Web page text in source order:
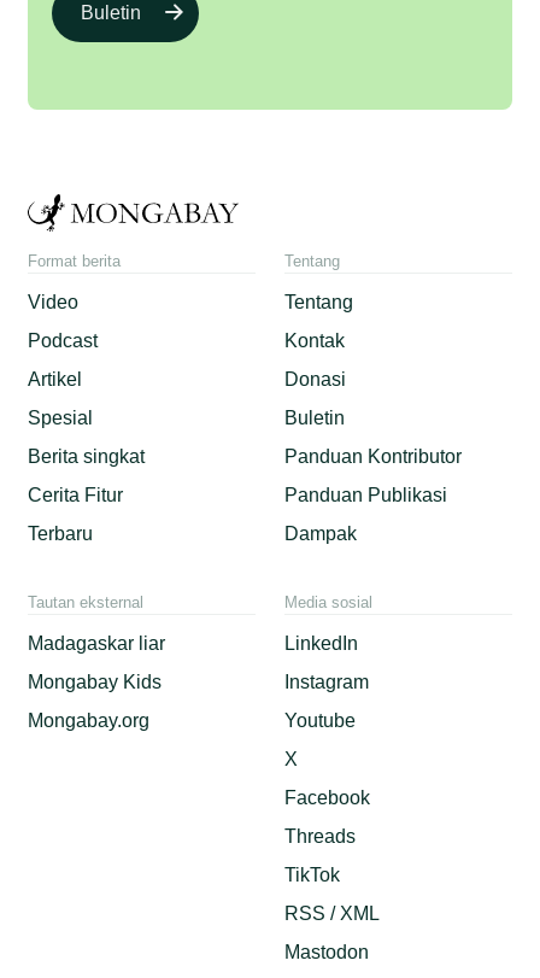
Buletin
Format berita
Video
Podcast
Artikel
Spesial
Berita singkat
Cerita Fitur
Terbaru
Tentang
Tentang
Kontak
Donasi
Buletin
Panduan Kontributor
Panduan Publikasi
Dampak
Tautan eksternal
Madagaskar liar
Mongabay Kids
Mongabay.org
Media sosial
LinkedIn
Instagram
Youtube
X
Facebook
Threads
TikTok
RSS / XML
Mastodon